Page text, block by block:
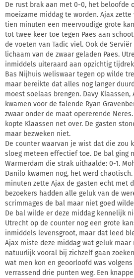
De rust brak aan met 0-0, het beloofde
moeizame middag te worden. Ajax
tien minuten een meervoudige grote
tot twee keer toe tegen Paes aan
de voeten van Tadic viel. Ook de
lichaam van de zwaar geladen Paes.
inmiddels uiteraard aan opzichtig
Bas Nijhuis weliswaar tegen op wilde
maar bereikte dat alles nog langer
moest soelaas brengen. Davy Klaassen,
kwamen voor de falende Ryan
zwaar onder de maat opererende
kopte Klaassen net over. De gasten
maar bezweken niet.
De counter waarvan je wist dat die zou
sloeg meteen effectief toe. De bal ging
Warmerdam die strak uithaalde: 0-1.
Danilo kwamen nog, het werd
minuten zette Ajax de gasten echt met
bezoekers hadden alle geluk van de
scrimmages de bal maar niet goed
De bal wilde er deze middag kennelijk
Utrecht op de counter nog een grote
inmiddels levensgroot, maar dat leed
Ajax miste deze middag wat geluk maar
natuurlijk vooral bij zichzelf gaan
wat men kon en geoorloofd was
verrassend drie punten weg. Een